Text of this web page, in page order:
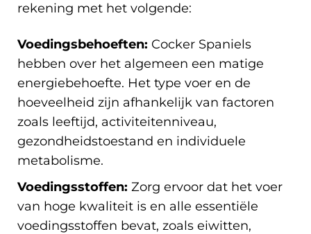
rekening met het volgende:
Voedingsbehoeften: Cocker Spaniels
hebben over het algemeen een matige
energiebehoefte. Het type voer en de
hoeveelheid zijn afhankelijk van factoren
zoals leeftijd, activiteitenniveau,
gezondheidstoestand en individuele
metabolisme.
Voedingsstoffen: Zorg ervoor dat het voer
van hoge kwaliteit is en alle essentiële
voedingsstoffen bevat, zoals eiwitten,